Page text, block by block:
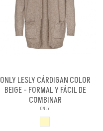
ONLY LESLY CÁRDIGAN COLOR
BEIGE - FORMAL Y FÁCIL DE
COMBINAR
ONLY